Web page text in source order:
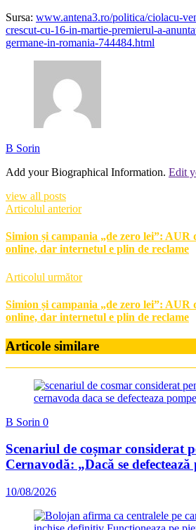
Sursa: www.antena3.ro/politica/ciolacu-
crescut-cu-16-in-martie-premierul-a-
germane-in-romania-744484.html
B Sorin
Add your Biographical Information. Edit
view all posts
Articolul anterior
Simion și campania „de zero lei”: AUR
online, dar internetul e plin de reclame
Articolul următor
Simion și campania „de zero lei”: AUR
online, dar internetul e plin de reclame
Articole similare
B Sorin 0
Scenariul de coșmar considerat
Cernavodă: „Dacă se
10/08/2026